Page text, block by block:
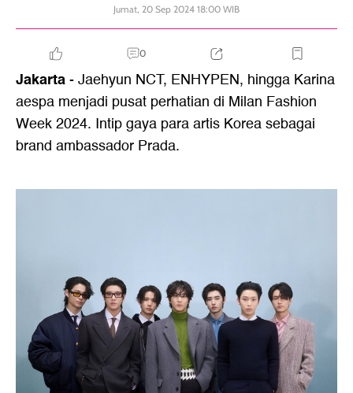
Jumat, 20 Sep 2024 18:00 WIB
0
Jakarta- Jaehyun NCT, ENHYPEN, hingga Karina
aespa menjadi pusat perhatian di Milan Fashion
Week 2024. Intip gaya para artis Korea sebagai
brand ambassador Prada.